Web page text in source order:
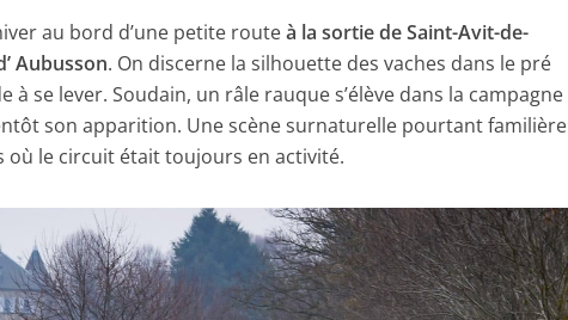
au bord d’une petite routeà la sortie de Saint-Avit-de-
Aubusson. On discerne la silhouette des vaches dans le pré
se lever. Soudain, un râle rauque s’élève dans la campagne
son apparition. Une scène surnaturelle pourtant familière
le circuit était toujours en activité.